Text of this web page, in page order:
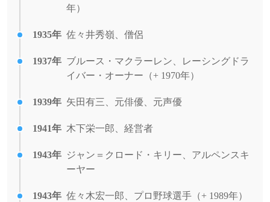
年）
1935年 佐々井秀嶺、僧侶
1937年 ブルース・マクラーレン、レーシングドラ
イバー・オーナー（+ 1970年）
1939年 矢田有三、元俳優、元声優
1941年 木下栄一郎、経営者
1943年 ジャン＝クロード・キリー、アルペンスキ
ーヤー
1943年 佐々木宏一郎、プロ野球選手（+ 1989年）